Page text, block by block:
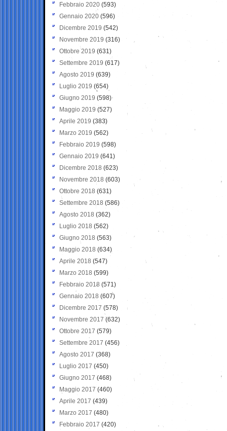
Febbraio 2020 (593)
Gennaio 2020 (596)
Dicembre 2019 (542)
Novembre 2019 (316)
Ottobre 2019 (631)
Settembre 2019 (617)
Agosto 2019 (639)
Luglio 2019 (654)
Giugno 2019 (598)
Maggio 2019 (527)
Aprile 2019 (383)
Marzo 2019 (562)
Febbraio 2019 (598)
Gennaio 2019 (641)
Dicembre 2018 (623)
Novembre 2018 (603)
Ottobre 2018 (631)
Settembre 2018 (586)
Agosto 2018 (362)
Luglio 2018 (562)
Giugno 2018 (563)
Maggio 2018 (634)
Aprile 2018 (547)
Marzo 2018 (599)
Febbraio 2018 (571)
Gennaio 2018 (607)
Dicembre 2017 (578)
Novembre 2017 (632)
Ottobre 2017 (579)
Settembre 2017 (456)
Agosto 2017 (368)
Luglio 2017 (450)
Giugno 2017 (468)
Maggio 2017 (460)
Aprile 2017 (439)
Marzo 2017 (480)
Febbraio 2017 (420)